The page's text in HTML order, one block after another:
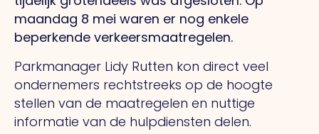
maandag 8 mei waren er nog enkele
beperkende verkeersmaatregelen.
Parkmanager Lidy Rutten kon direct veel
ondernemers rechtstreeks op de hoogte
stellen van de maatregelen en nuttige
informatie van de hulpdiensten delen.